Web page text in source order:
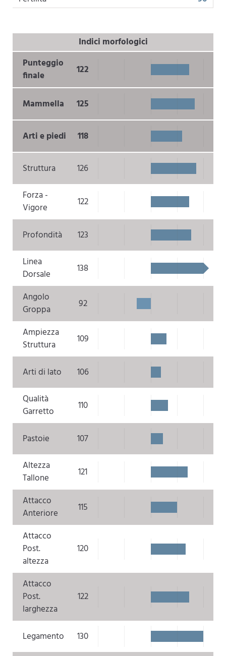
Indici morfologici
Punteggio
finale
122
Mammella 125
Arti e piedi 118
Struttura
126
Forza -
Vigore
122
Profondità
123
Linea
Dorsale
138
Angolo
Groppa
92
Ampiezza
Struttura
109
Arti di lato
106
Qualità
Garretto
110
Pastoie
107
Altezza
Tallone
121
Attacco
Anteriore
115
Attacco
Post.
altezza
120
Attacco
Post.
larghezza
122
Legamento
130